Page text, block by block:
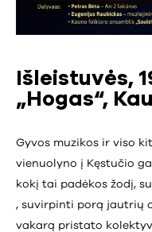
Išleistuvės,
„Hogas“,
Gyvos muzikos ir viso
vienuolyno į Kęstučio
kokį tai padėkos žodį,
, suvirpinti porą jautrių
vakarą pristato